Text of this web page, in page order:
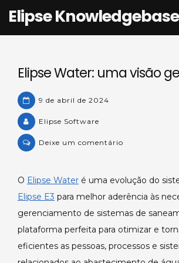
Elipse Knowledgebase
Elipse Water: uma visão
9 de abril de 2024
Elipse Software
Deixe um comentário
uma
visão
geral.
O Elipse Water é uma evolução do
Elipse E3 para melhor aderência às
gerenciamento de sistemas de
plataforma perfeita para otimizar e
eficientes as pessoas, processos e